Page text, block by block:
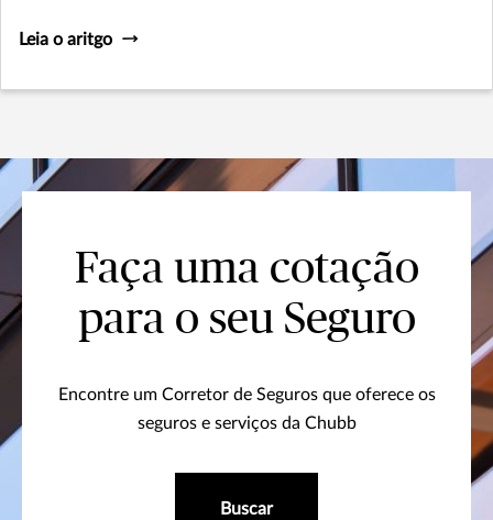
Leia o aritgo
Faça uma cotação
para o seu Seguro
Encontre um Corretor de Seguros que oferece os
seguros e serviços da Chubb
Buscar